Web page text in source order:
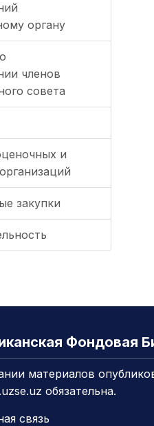
органу
членов
совета
и
закупки
Фондовая
материалов
обязательна.
связь